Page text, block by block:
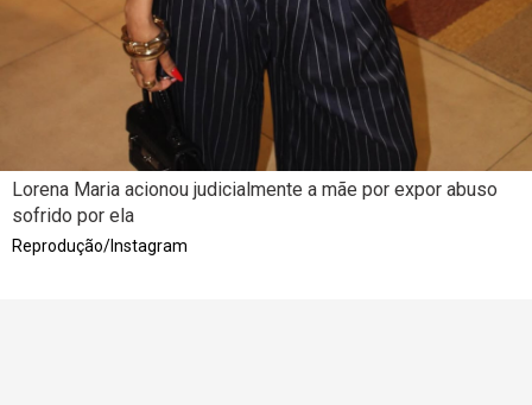
Lorena Maria acionou judicialmente a mãe por expor abuso
sofrido por ela
Reprodução/Instagram